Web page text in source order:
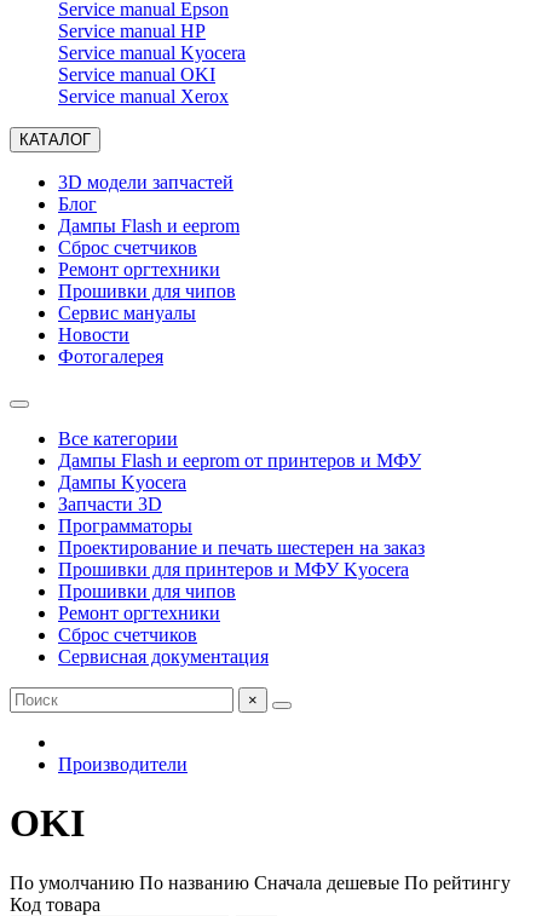
Service manual Epson
Service manual HP
Service manual Kyocera
Service manual OKI
Service manual Xerox
КАТАЛОГ
3D модели запчастей
Блог
Дампы Flash и eeprom
Сброс счетчиков
Ремонт оргтехники
Прошивки для чипов
Сервис мануалы
Новости
Фотогалерея
Все категории
Дампы Flash и eeprom от принтеров и МФУ
Дампы Kyocera
Запчасти 3D
Программаторы
Проектирование и печать шестерен на заказ
Прошивки для принтеров и МФУ Kyocera
Прошивки для чипов
Ремонт оргтехники
Сброс счетчиков
Сервисная документация
×
Производители
OKI
По умолчанию По названию Сначала дешевые По рейтингу
Код товара